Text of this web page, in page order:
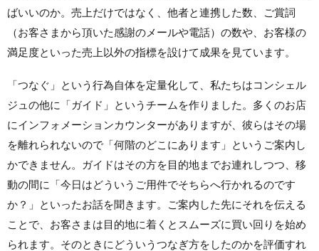
ばいいのか。売上だけではなく、他者と連携した数、ご賞詞
（お客さまから頂いた感謝のメールや電話）の数や、お客様の
満足度といった売上以外の指標を設けて成果を見ています。
「つなぐ」という行為自体を定量化して、私たちはコンシェル
ジュの他に「ガイド」というチームを作りました。多くのお店
にインフォメーションカウンターがありますが、彼らはその場
を離れられないので「何階のどこにあります」というご案内し
かできません。ガイドはその方を目的地までお連れしつつ、移
動の間に「今日はどういうご用件でそちらへ行かれるのです
か？」といったお話を聞きます。ご案内した先にそれを伝える
ことで、お客さまは目的地に着くとスムーズに買い回りを始め
られます。そのときにどういうつなぎ方をしたのかを評価すれ